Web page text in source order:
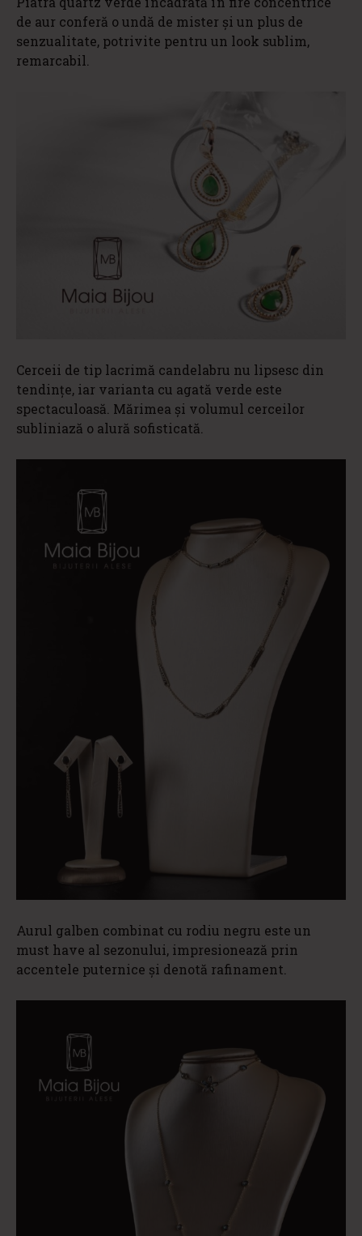
de aur conferă o undă de mister și un plus de
senzualitate, potrivite pentru un look sublim,
remarcabil.
Cerceii de tip lacrimă candelabru nu lipsesc din
tendințe, iar varianta cu agată verde este
spectaculoasă. Mărimea și volumul cerceilor
subliniază o alură sofisticată.
Aurul galben combinat cu rodiu negru este un
must have al sezonului, impresionează prin
accentele puternice și denotă rafinament.